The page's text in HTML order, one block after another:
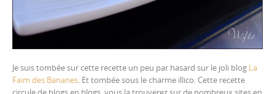
Je suis tombée sur cette recette un peu par hasard sur le joli blog La
Faim des Bananes. Et tombée sous le charme illico. Cette recette